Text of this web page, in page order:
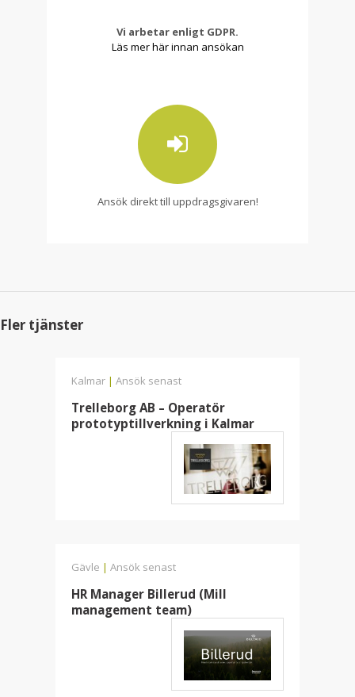
Vi arbetar enligt GDPR.
Läs mer här innan ansökan
Ansök direkt till uppdragsgivaren!
Fler tjänster
Kalmar| Ansök senast
Trelleborg AB – Operatör
prototyptillverkning i Kalmar
Gävle | Ansök senast
HR Manager Billerud (Mill
management team)